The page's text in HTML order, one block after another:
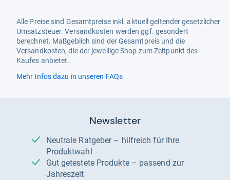
Alle Preise sind Gesamtpreise inkl. aktuell geltender gesetzlicher
Umsatzsteuer. Versandkosten werden ggf. gesondert
berechnet. Maßgeblich sind der Gesamtpreis und die
Versandkosten, die der jeweilige Shop zum Zeitpunkt des
Kaufes anbietet.
Mehr Infos dazu in unseren FAQs
Newsletter
Neutrale Ratgeber – hilfreich für Ihre
Produktwahl
Gut getestete Produkte – passend zur
Jahreszeit